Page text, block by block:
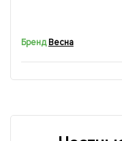
Бренд Весна